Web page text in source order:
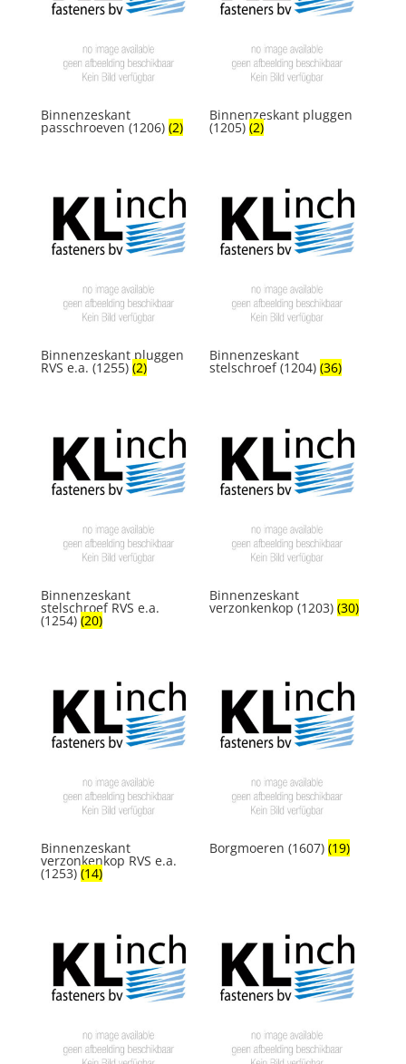
Binnenzeskant
passchroeven (1206) (2)
Binnenzeskant pluggen
(1205)(2)
Binnenzeskant pluggen
RVS e.a. (1255) (2)
Binnenzeskant
stelschroef (1204)(36)
Binnenzeskant
stelschroef RVS e.a.
(1254) (20)
Binnenzeskant
verzonkenkop (1203)(30)
Binnenzeskant
verzonkenkop RVS e.a.
(1253) (14)
Borgmoeren (1607)(19)